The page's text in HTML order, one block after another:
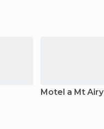
Motel a Mt Airy